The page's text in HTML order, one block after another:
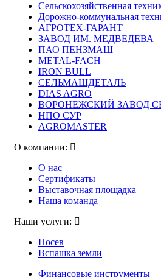
Сельскохозяйственная
Дорожно-коммунальная
АГРОТЕХ-ГАРАНТ
ЗАВОД ИМ. МЕДВЕДЕВА
ПАО ПЕНЗМАШ
METAL-FACH
IRON BULL
СЕЛЬМАШДЕТАЛЬ
DIAS AGRO
ВОРОНЕЖСКИЙ ЗАВОД
НПО СУР
AGROMASTER
О компании:
О нас
Сертификаты
Выставочная площадка
Наша команда
Наши услуги:
Посев
Вспашка земли
Финансовые инструменты